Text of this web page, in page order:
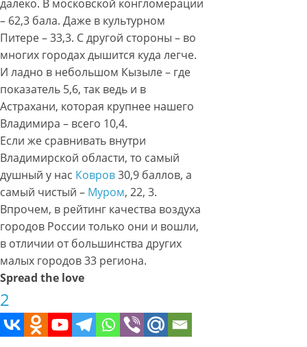
далеко. В московской конгломерации
– 62,3 бала. Даже в культурном
Питере – 33,3. С другой стороны – во
многих городах дышится куда легче.
И ладно в небольшом Кызыле – где
показатель 5,6, так ведь и в
Астрахани, которая крупнее нашего
Владимира – всего 10,4.
Если же сравнивать внутри
Владимирской области, то самый
душный у нас Ковров30,9 баллов, а
самый чистый – Муром, 22, 3.
Впрочем, в рейтинг качества воздуха
городов России только они и вошли,
в отличии от большинства других
малых городов 33 региона.
Spread the love
2